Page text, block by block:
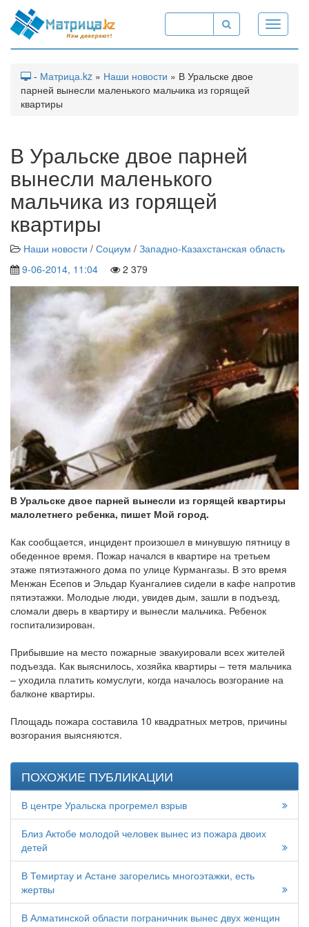
Toggle
- Матрица.kz » Наши новости » В Уральске двое
парней вынесли маленького мальчика из горящей
квартиры
В Уральске двое парней
вынесли маленького
мальчика из горящей
квартиры
Наши новости / Социум / Западно-Казахстанская область
9-06-2014, 11:04
2 379
В Уральске двое парней вынесли из горящей квартиры
малолетнего ребенка, пишет Мой город.
Как сообщается, инцидент произошел в минувшую пятницу в
обеденное время. Пожар начался в квартире на третьем
этаже пятиэтажного дома по улице Курмангазы. В это время
Менжан Есепов и Эльдар Куангалиев сидели в кафе напротив
пятиэтажки. Молодые люди, увидев дым, зашли в подъезд,
сломали дверь в квартиру и вынесли мальчика. Ребенок
госпитализирован.
Прибывшие на место пожарные эвакуировали всех жителей
подъезда. Как выяснилось, хозяйка квартиры – тетя мальчика
– уходила платить комуслуги, когда началось возгорание на
балконе квартиры.
Площадь пожара составила 10 квадратных метров, причины
возгорания выясняются.
ПОХОЖИЕ ПУБЛИКАЦИИ
В центре Уральска прогремел взрыв
Близ Актобе молодой человек вынес из пожара двоих
детей
В Темиртау и Астане загорелись многоэтажки, есть
жертвы
В Алматинской области пограничник вынес двух женщин